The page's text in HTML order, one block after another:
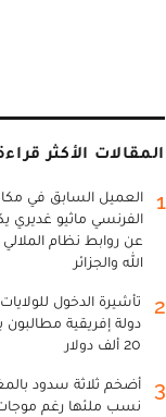
المقالات الأكثر
1
العميل السابق في
الفرنسي ماثيو
عن روابط نظام
الله والجزائر
2
دولة إفريقية
20 ألف دولار
3
أضخم ثلاثة سدود
نسب ملئها رغم موجات